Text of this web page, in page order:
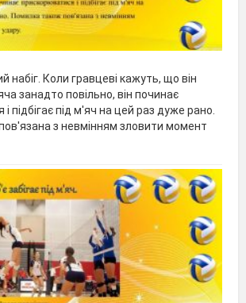
набіг. Коли гравцеві кажуть, що він
занадто повільно, він починає
підбігає під м'яч на цей раз дуже рано.
з невмінням зловити момент